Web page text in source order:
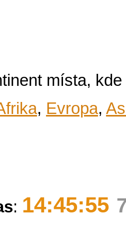
místa,
, Evropa,
: 14:45:55